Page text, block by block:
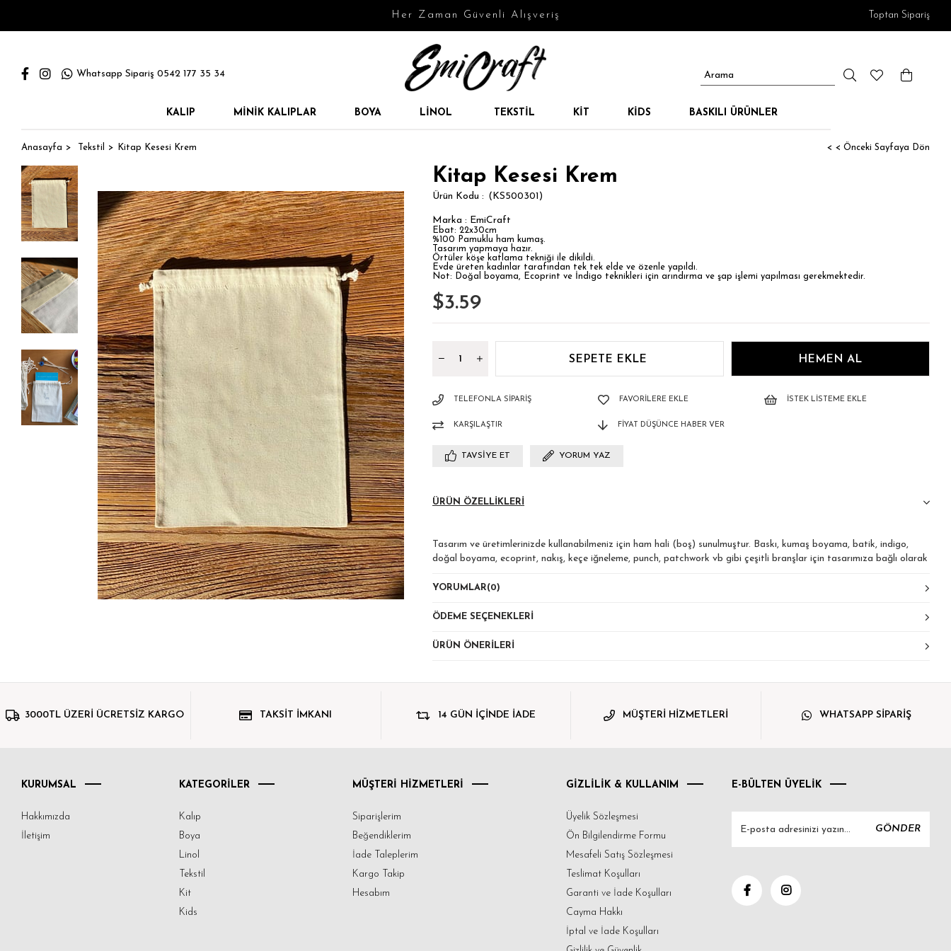
Her Zaman Güvenli Alışveriş Toptan Sipariş
Whatsapp Sipariş 0542 177 35 34
KALIP MINIK KALIPLAR BOYA LINOL TEKSTIL KIT KIDS BASKILI ÜRÜNLER
Anasayfa Tekstil Kitap Kesesi Krem < < Önceki Sayfaya Dön
Kitap Kesesi Krem
(KS500301)
Marka : EmiCraft
Ebat: 22x30cm
%100 Pamuklu ham kumaş.
Tasarım yapmaya hazır.
Örtüler köşe katlama tekniği ile dikildi.
Evde üreten kadınlar tarafından tek tek elde ve özenle yapıldı.
Not: Doğal boyama, Ecoprint ve İndigo teknikleri için arındırma ve şap işlemi yapılması gerekmektedir.
$3.59
TELEFONLA SIPARIŞ FAVORILERE EKLE İSTEK LISTEME EKLE
KARŞILAŞTIR FIYAT DÜŞÜNCE HABER VER
TAVSIYE ET YORUM YAZ
ÜRÜN ÖZELLIKLERI
Tasarım ve üretimlerinizde kullanabilmeniz için ham hali (boş) sunulmuştur. Baskı, kumaş boyama, batik, indigo,
doğal boyama, ecoprint, nakış, keçe iğneleme, punch, patchwork vb gibi çeşitli branşlar için tasarımıza bağlı olarak
YORUMLAR(0)
ÖDEME SEÇENEKLERI
ÜRÜN ÖNERILERI
3000TL ÜZERİ ÜCRETSİZ KARGO TAKSİT İMKANI 14 GÜN İÇİNDE İADE MÜŞTERİ HİZMETLERİ WHATSAPP SİPARİŞ
KURUMSAL
Hakkımızda
İletişim
KATEGORİLER
Kalıp
Boya
Linol
Tekstil
Kit
Kids
MÜŞTERİ HİZMETLERİ
Siparişlerim
Beğendiklerim
İade Taleplerim
Kargo Takip
Hesabım
GİZLİLİK & KULLANIM
Üyelik Sözleşmesi
Ön Bilgilendirme Formu
Mesafeli Satış Sözleşmesi
Teslimat Koşulları
Garanti ve İade Koşulları
Cayma Hakkı
İptal ve İade Koşulları
E-BÜLTEN ÜYELİK
GÖNDER